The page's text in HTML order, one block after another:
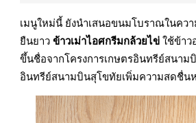
เมนูใหม่นี้ ยังนำเสนอขนมโบราณในควา
ยืนยาว ข้าวเม่าไอศกรีมกล้วยไข่ ใช้ข้าว
ขึ้นชื่อจากโครงการเกษตรอินทรีย์สนาม
อินทรีย์สนามบินสุโขทัยเพิ่มความสดชื่น